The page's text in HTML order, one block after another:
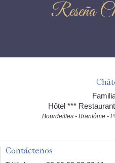
Reseña
Hôtel ***
Bourdeilles - Brantôme -
Contáctenos